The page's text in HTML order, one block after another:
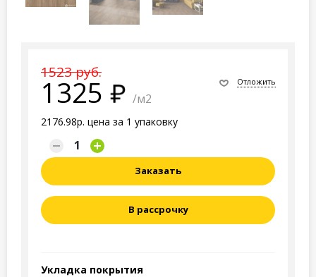
1523 руб.
1325 /м2
2176.98р. цена за 1 упаковку
Отложить
Заказать
В рассрочку
Укладка покрытия